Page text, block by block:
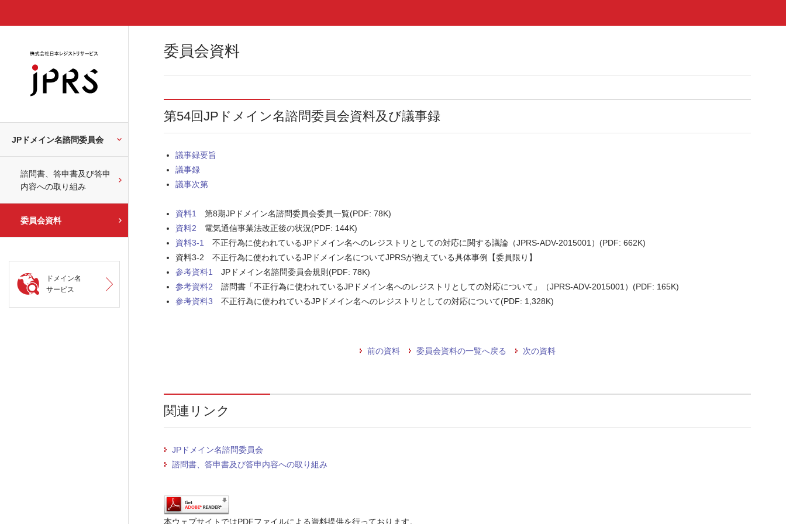
JPドメイン名諮問委員会
諮問書、答申書及び答申
内容への取り組み
委員会資料
ドメイン名
サービス
委員会資料
第54回JPドメイン名諮問委員会資料及び議事録
議事録要旨
議事録
議事次第
資料1
第8期JPドメイン名諮問委員会委員一覧(PDF: 78K)
資料2 電気通信事業法改正後の状況(PDF: 144K)
資料3-1
不正行為に使われているJPドメイン名へのレジストリとしての対応に関する議論（JPRS-ADV-2015001）(PDF: 662K)
資料3-2 不正行為に使われているJPドメイン名についてJPRSが抱えている具体事例【委員限り】
参考資料1
JPドメイン名諮問委員会規則(PDF: 78K)
参考資料2 諮問書「不正行為に使われているJPドメイン名へのレジストリとしての対応について」（JPRS-ADV-2015001）(PDF: 165K)
参考資料3 不正行為に使われているJPドメイン名へのレジストリとしての対応について(PDF: 1,328K)
前の資料 委員会資料の一覧へ戻る 次の資料
関連リンク
JPドメイン名諮問委員会
諮問書、答申書及び答申内容への取り組み
本ウェブサイトではPDFファイルによる資料提供を行っております。